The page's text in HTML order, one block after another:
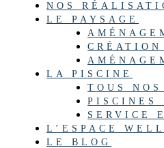
NOS
LE PAYSAGE
LA PISCINE
TOUS
PISCINES
SERVICE
L’ESPACE
LE BLOG